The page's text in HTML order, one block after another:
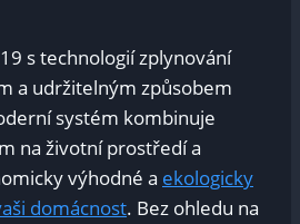
s technologií zplynování
a udržitelným způsobem
systém kombinuje
na životní prostředí a
výhodné a ekologicky
domácnost. Bez ohledu na